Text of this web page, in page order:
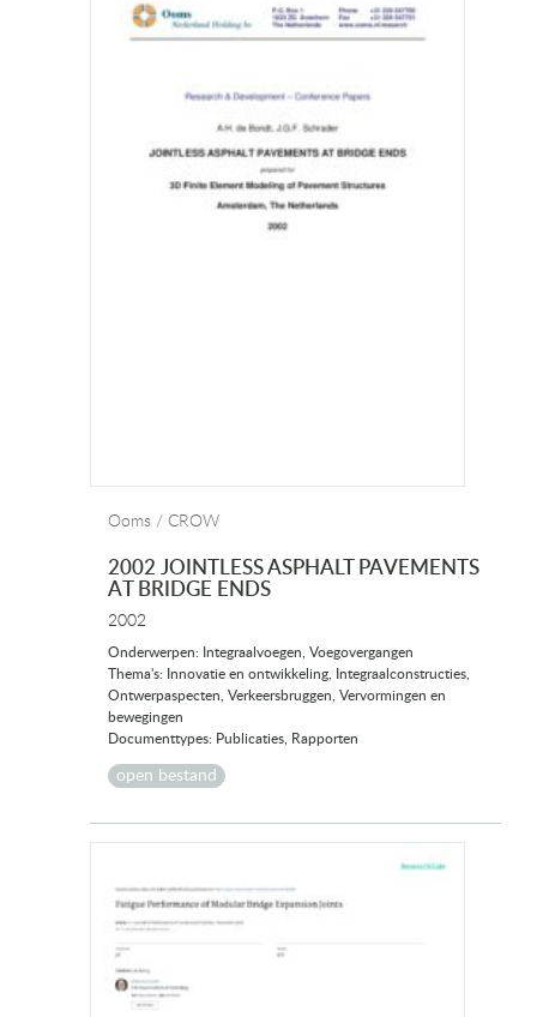
Ooms / CROW
2002 JOINTLESS ASPHALT PAVEMENTS
AT BRIDGE ENDS
2002
Onderwerpen: Integraalvoegen, Voegovergangen
Thema's: Innovatie en ontwikkeling, Integraalconstructies,
Ontwerpaspecten, Verkeersbruggen, Vervormingen en
bewegingen
Documenttypes: Publicaties, Rapporten
open bestand